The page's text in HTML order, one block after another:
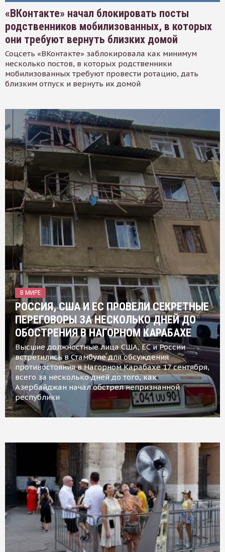
«ВКонтакте» начал блокировать посты
родственников мобилизованных, в которых
они требуют вернуть близких домой
Соцсеть «ВКонтакте» заблокировала как минимум
несколько постов, в которых родственники
мобилизованных требуют провести ротацию, дать
близким отпуск и вернуть их домой
В МИРЕ
РОССИЯ, США И ЕС ПРОВЕЛИ СЕКРЕТНЫЕ
ПЕРЕГОВОРЫ ЗА НЕСКОЛЬКО ДНЕЙ ДО
ОБОСТРЕНИЯ В НАГОРНОМ КАРАБАХЕ
Высшие должностные лица США, ЕС и России
встретились в Стамбуле для обсуждения
противостояния в Нагорном Карабахе 17 сентября,
всего за несколько дней до того, как
Азербайджан начал обстрел непризнанной
республики